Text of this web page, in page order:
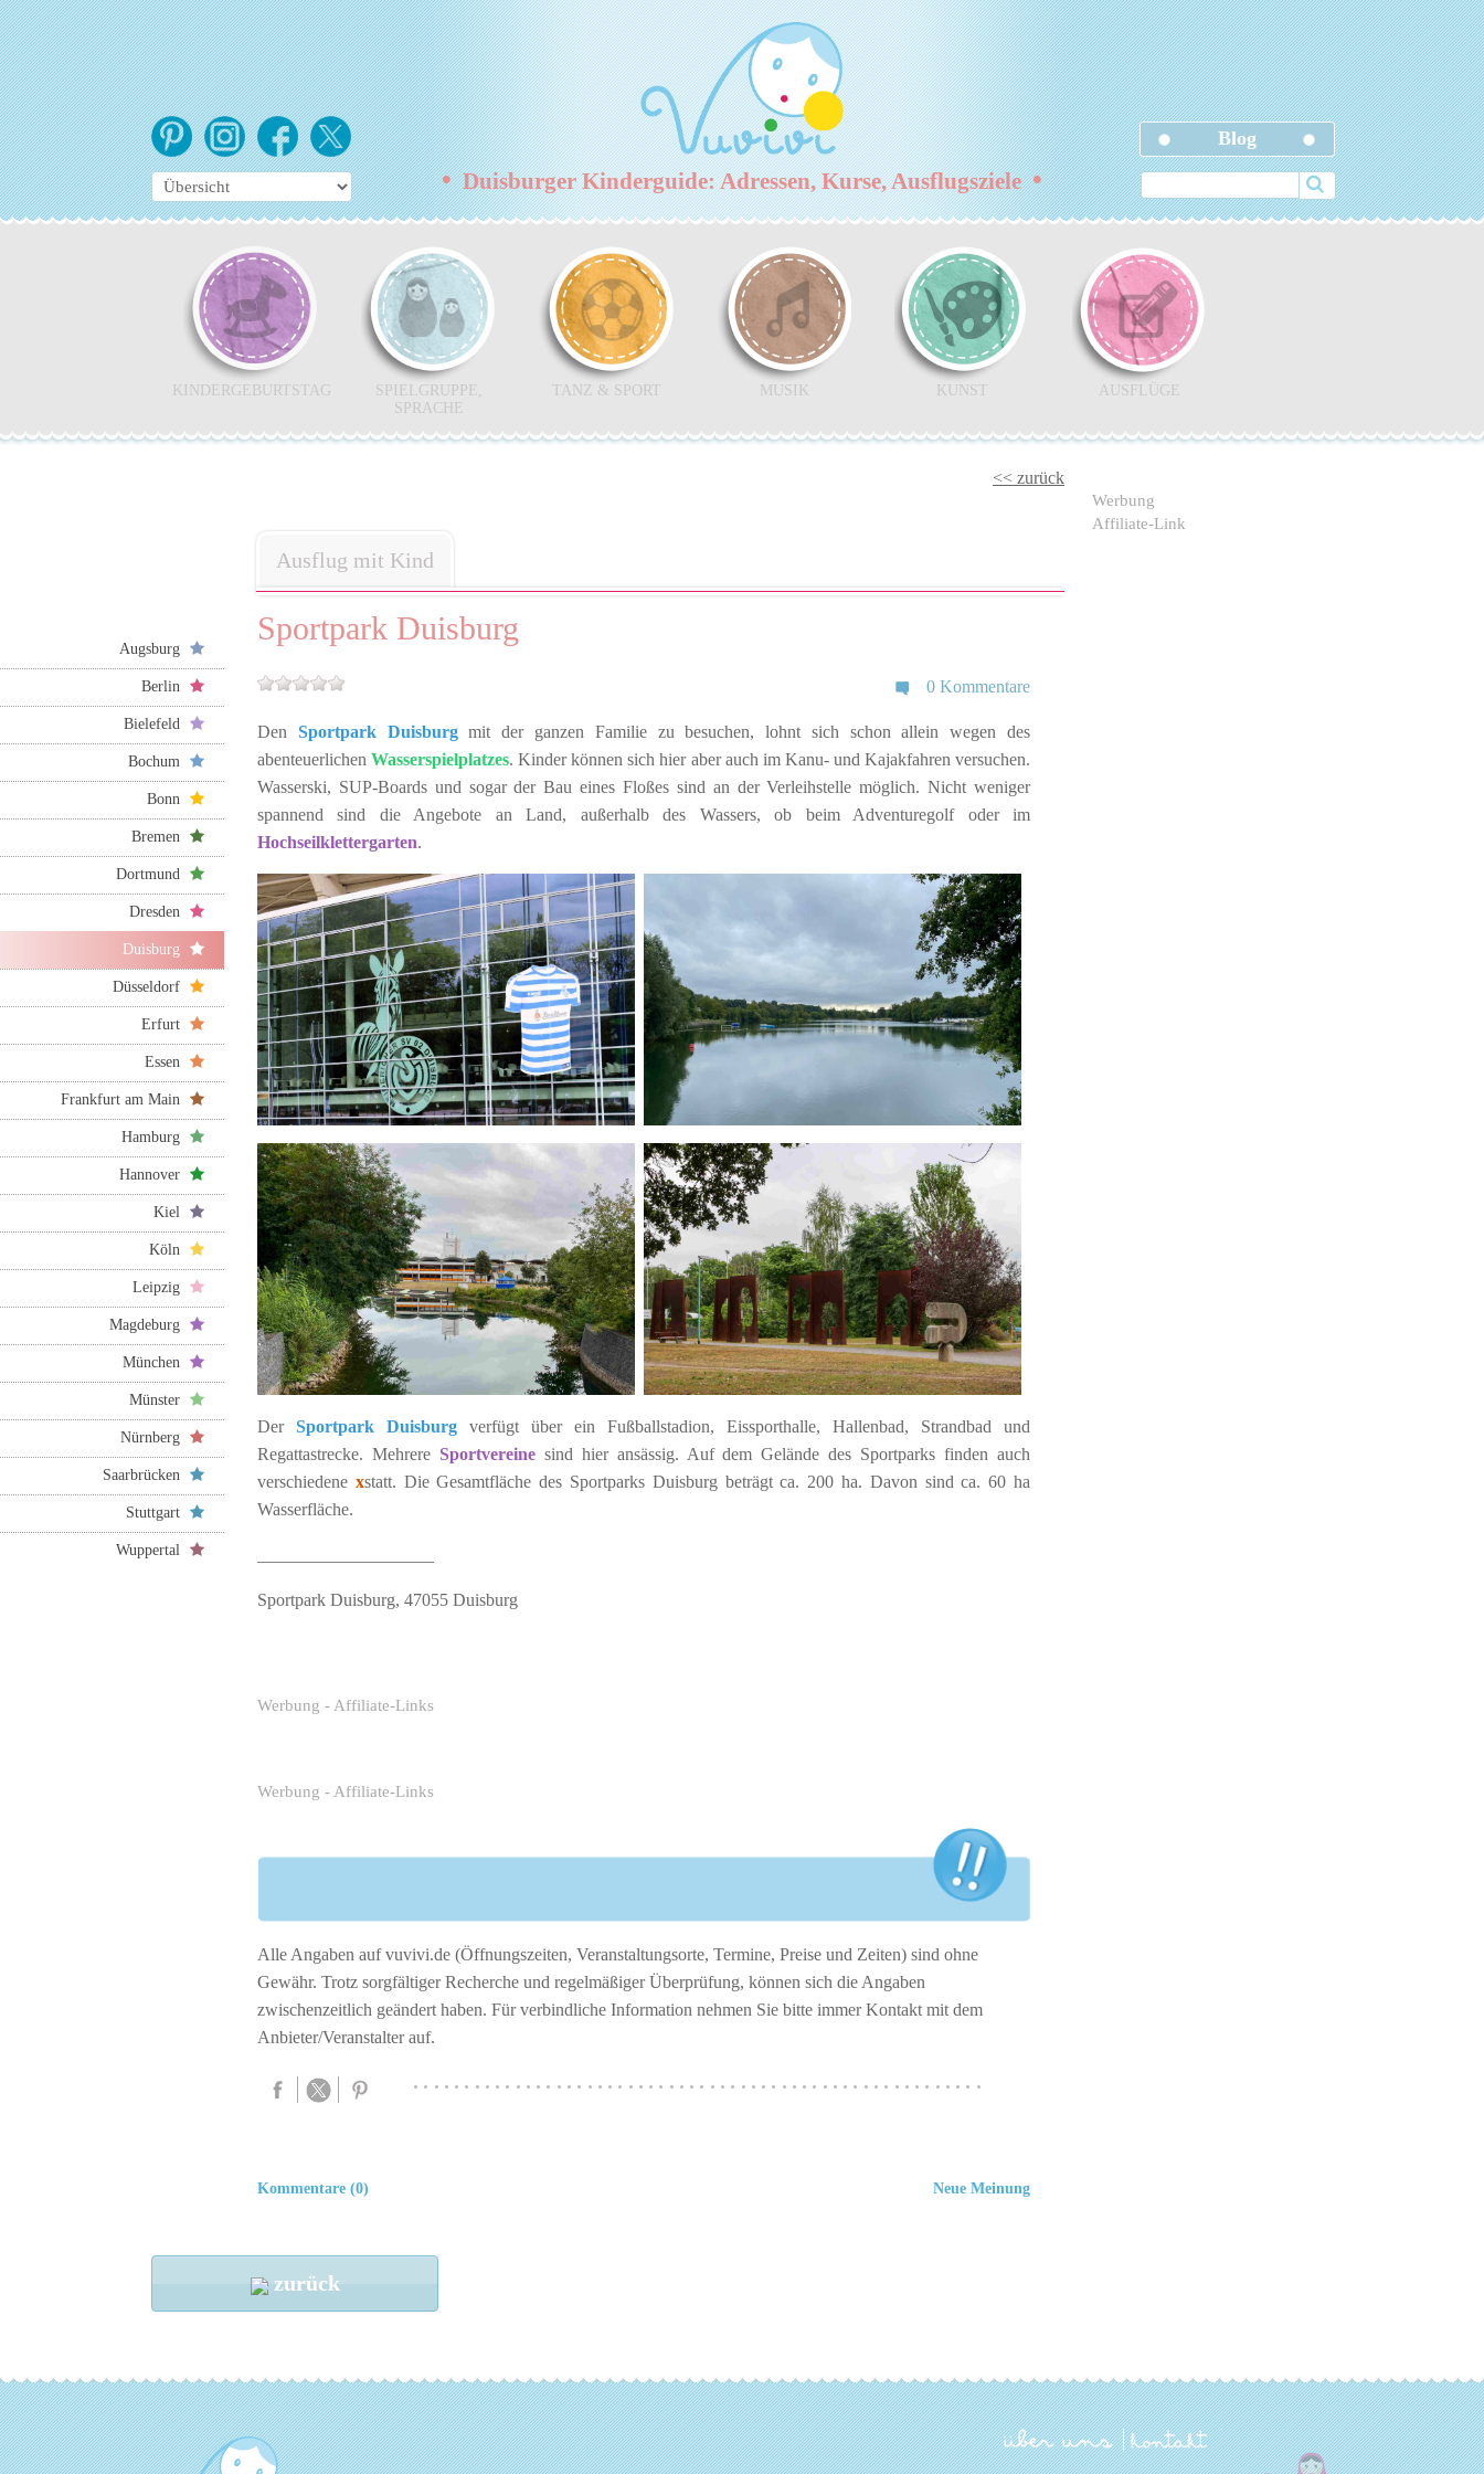
Blog
•Duisburger Kinderguide: Adressen, Kurse, Ausflugsziele•
KINDERGEBURTSTAG
SPIELGRUPPE,
SPRACHE
TANZ & SPORT MUSIK KUNST AUSFLÜGE
Ausflug mit Kind
Augsburg
Berlin
Bielefeld
Bochum
Bonn
Bremen
Dortmund
Dresden
Duisburg
Düsseldorf
Erfurt
Essen
Frankfurt am Main
Hamburg
Hannover
Kiel
Köln
Leipzig
Magdeburg
München
Münster
Nürnberg
Saarbrücken
Stuttgart
Wuppertal
<< zurück
Sportpark Duisburg
0 Kommentare
Den Sportpark Duisburgmit der ganzen Familie zu besuchen, lohnt sich schon allein wegen des
abenteuerlichenWasserspielplatzes. Kinder können sich hier aber auch im Kanu- und Kajakfahren versuchen.
Wasserski, SUP-Boards und sogar der Bau eines Floßes sind an der Verleihstelle möglich. Nicht weniger
spannend sind die Angebote an Land, außerhalb des Wassers, ob beim Adventuregolf oder im
Hochseilklettergarten.
Der Sportpark Duisburg verfügt über ein Fußballstadion, Eissporthalle, Hallenbad, Strandbad und
Regattastrecke. Mehrere Sportvereine sind hier ansässig. Auf dem Gelände des Sportparks finden auch
verschiedene xstatt. Die Gesamtfläche des Sportparks Duisburg beträgt ca. 200 ha. Davon sind ca. 60 ha
Wasserfläche.
Sportpark Duisburg, 47055 Duisburg
Werbung - Affiliate-Links
Werbung - Affiliate-Links
Alle Angaben auf vuvivi.de (Öffnungszeiten, Veranstaltungsorte, Termine, Preise und Zeiten) sind ohne
Gewähr. Trotz sorgfältiger Recherche und regelmäßiger Überprüfung, können sich die Angaben
zwischenzeitlich geändert haben. Für verbindliche Information nehmen Sie bitte immer Kontakt mit dem
Anbieter/Veranstalter auf.
························································
Neue Meinung
Kommentare (0)
zurück
Werbung
Affiliate-Link